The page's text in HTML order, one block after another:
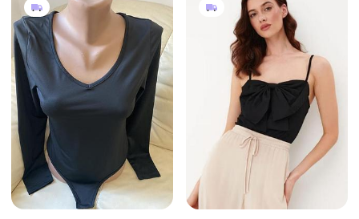
200 грн 0
230 грн
Продам боді
S
250 грн 1
Стильний жіночий боді
комбідрес розміру l